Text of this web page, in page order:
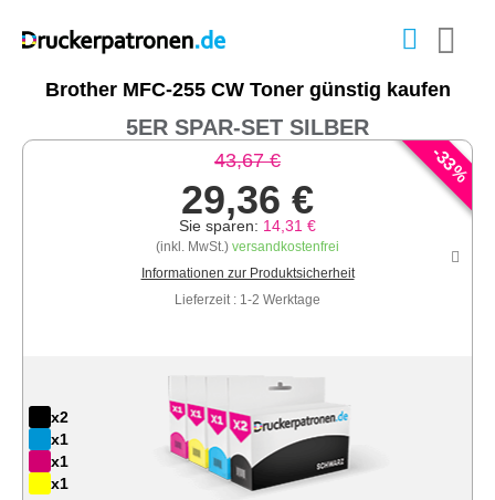
Brother MFC-255 CW Toner günstig kaufen
5ER SPAR-SET SILBER
-
33
%
43,67 €
29,36 €
Sie sparen: 14,31 €
(inkl. MwSt.) versandkostenfrei
Informationen zur Produktsicherheit
Lieferzeit : 1-2 Werktage
x2
x1
x1
x1